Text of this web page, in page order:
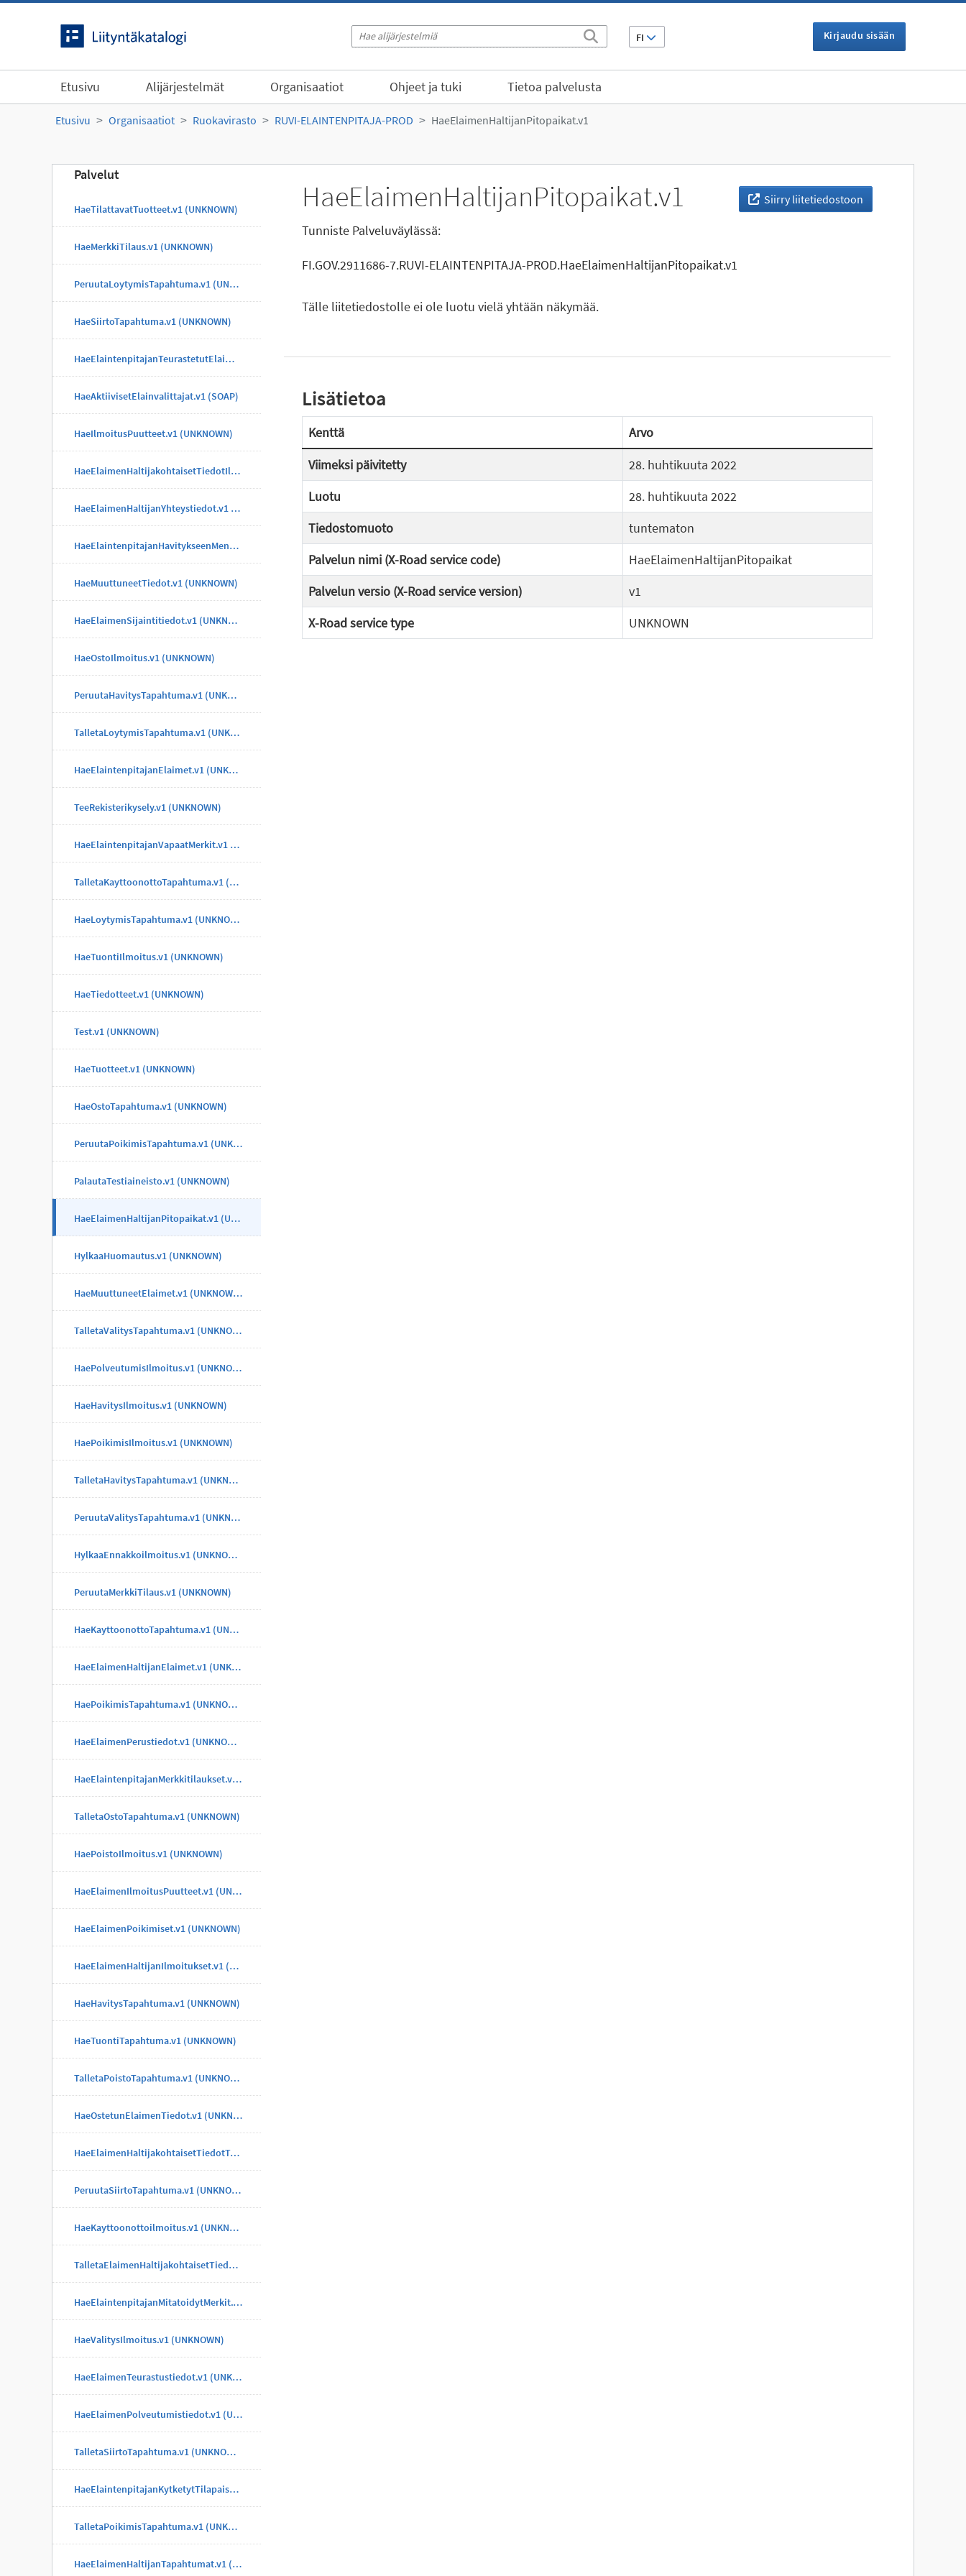
FI Kirjaudu sisään
Etusivu Alijärjestelmät Organisaatiot Ohjeet ja tuki Tietoa palvelusta
Etusivu Organisaatiot Ruokavirasto RUVI-ELAINTENPITAJA-PROD HaeElaimenHaltijanPitopaikat.v1
Palvelut
HaeTilattavatTuotteet.v1 (UNKNOWN)
HaeMerkkiTilaus.v1 (UNKNOWN)
PeruutaLoytymisTapahtuma.v1 (UNKNOWN)
HaeSiirtoTapahtuma.v1 (UNKNOWN)
HaeElaintenpitajanTeurastetutElaimet.v1 (UNKNOWN)
HaeAktiivisetElainvalittajat.v1 (SOAP)
HaeIlmoitusPuutteet.v1 (UNKNOWN)
HaeElaimenHaltijakohtaisetTiedotIlmoitus.v1 (UNKNOWN)
HaeElaimenHaltijanYhteystiedot.v1 (UNKNOWN)
HaeElaintenpitajanHavitykseenMenneetElaimet.v1 (UNKNOWN)
HaeMuuttuneetTiedot.v1 (UNKNOWN)
HaeElaimenSijaintitiedot.v1 (UNKNOWN)
HaeOstoIlmoitus.v1 (UNKNOWN)
PeruutaHavitysTapahtuma.v1 (UNKNOWN)
TalletaLoytymisTapahtuma.v1 (UNKNOWN)
HaeElaintenpitajanElaimet.v1 (UNKNOWN)
TeeRekisterikysely.v1 (UNKNOWN)
HaeElaintenpitajanVapaatMerkit.v1 (UNKNOWN)
TalletaKayttoonottoTapahtuma.v1 (UNKNOWN)
HaeLoytymisTapahtuma.v1 (UNKNOWN)
HaeTuontiIlmoitus.v1 (UNKNOWN)
HaeTiedotteet.v1 (UNKNOWN)
Test.v1 (UNKNOWN)
HaeTuotteet.v1 (UNKNOWN)
HaeOstoTapahtuma.v1 (UNKNOWN)
PeruutaPoikimisTapahtuma.v1 (UNKNOWN)
PalautaTestiaineisto.v1 (UNKNOWN)
HaeElaimenHaltijanPitopaikat.v1 (UNKNOWN)
HylkaaHuomautus.v1 (UNKNOWN)
HaeMuuttuneetElaimet.v1 (UNKNOWN)
TalletaValitysTapahtuma.v1 (UNKNOWN)
HaePolveutumisIlmoitus.v1 (UNKNOWN)
HaeHavitysIlmoitus.v1 (UNKNOWN)
HaePoikimisIlmoitus.v1 (UNKNOWN)
TalletaHavitysTapahtuma.v1 (UNKNOWN)
PeruutaValitysTapahtuma.v1 (UNKNOWN)
HylkaaEnnakkoilmoitus.v1 (UNKNOWN)
PeruutaMerkkiTilaus.v1 (UNKNOWN)
HaeKayttoonottoTapahtuma.v1 (UNKNOWN)
HaeElaimenHaltijanElaimet.v1 (UNKNOWN)
HaePoikimisTapahtuma.v1 (UNKNOWN)
HaeElaimenPerustiedot.v1 (UNKNOWN)
HaeElaintenpitajanMerkkitilaukset.v1 (UNKNOWN)
TalletaOstoTapahtuma.v1 (UNKNOWN)
HaePoistoIlmoitus.v1 (UNKNOWN)
HaeElaimenIlmoitusPuutteet.v1 (UNKNOWN)
HaeElaimenPoikimiset.v1 (UNKNOWN)
HaeElaimenHaltijanIlmoitukset.v1 (UNKNOWN)
HaeHavitysTapahtuma.v1 (UNKNOWN)
HaeTuontiTapahtuma.v1 (UNKNOWN)
TalletaPoistoTapahtuma.v1 (UNKNOWN)
HaeOstetunElaimenTiedot.v1 (UNKNOWN)
HaeElaimenHaltijakohtaisetTiedotTapahtuma.v1 (UNKNOWN)
PeruutaSiirtoTapahtuma.v1 (UNKNOWN)
HaeKayttoonottoilmoitus.v1 (UNKNOWN)
TalletaElaimenHaltijakohtaisetTiedotTapahtuma.v1 (UNKNOWN)
HaeElaintenpitajanMitatoidytMerkit.v1 (UNKNOWN)
HaeValitysIlmoitus.v1 (UNKNOWN)
HaeElaimenTeurastustiedot.v1 (UNKNOWN)
HaeElaimenPolveutumistiedot.v1 (UNKNOWN)
TalletaSiirtoTapahtuma.v1 (UNKNOWN)
HaeElaintenpitajanKytketytTilapaisMerkit.v1 (UNKNOWN)
TalletaPoikimisTapahtuma.v1 (UNKNOWN)
HaeElaimenHaltijanTapahtumat.v1 (UNKNOWN)
Siirry liitetiedostoon
HaeElaimenHaltijanPitopaikat.v1
Tunniste Palveluväylässä:
FI.GOV.2911686-7.RUVI-ELAINTENPITAJA-PROD.HaeElaimenHaltijanPitopaikat.v1
Tälle liitetiedostolle ei ole luotu vielä yhtään näkymää.
Lisätietoa
Kenttä
Arvo
Viimeksi päivitetty
28. huhtikuuta 2022
Luotu
28. huhtikuuta 2022
Tiedostomuoto
tuntematon
Palvelun nimi (X-Road service code)
HaeElaimenHaltijanPitopaikat
Palvelun versio (X-Road service version)
v1
X-Road service type
UNKNOWN